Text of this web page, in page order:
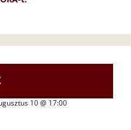
10 @ 17:00